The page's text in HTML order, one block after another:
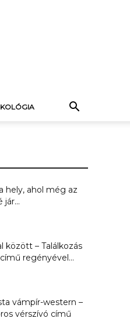
hely, ahol még az
jár...
között – Találkozás
regényével...
vámpír-western –
vérszívó című